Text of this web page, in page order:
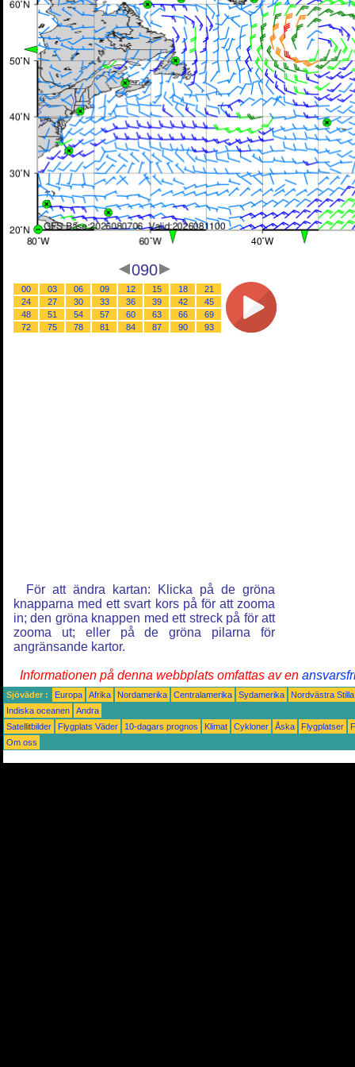
090
00 03 06 09 12 15 18
21
24
27 30 33 36 39 42
45
48
51 54 57 60 63 66
69
72
75 78 81 84 87 90 93
För att ändra kartan: Klicka på de gröna
knapparna med ett svart kors på för att zooma
in; den gröna knappen med ett streck på för att
zooma ut; eller på de gröna pilarna för
angränsande kartor.
Informationen på denna webbplats omfattas av en
Sjöväder : Europa Afrika Nordamerika Centralamerika Sydamerika
Nordvästra
Indiska oceanen
Andra
Satellitbilder
Flygplats Väder 10-dagars prognos Klimat Cykloner Åska Flygplatser
Om oss